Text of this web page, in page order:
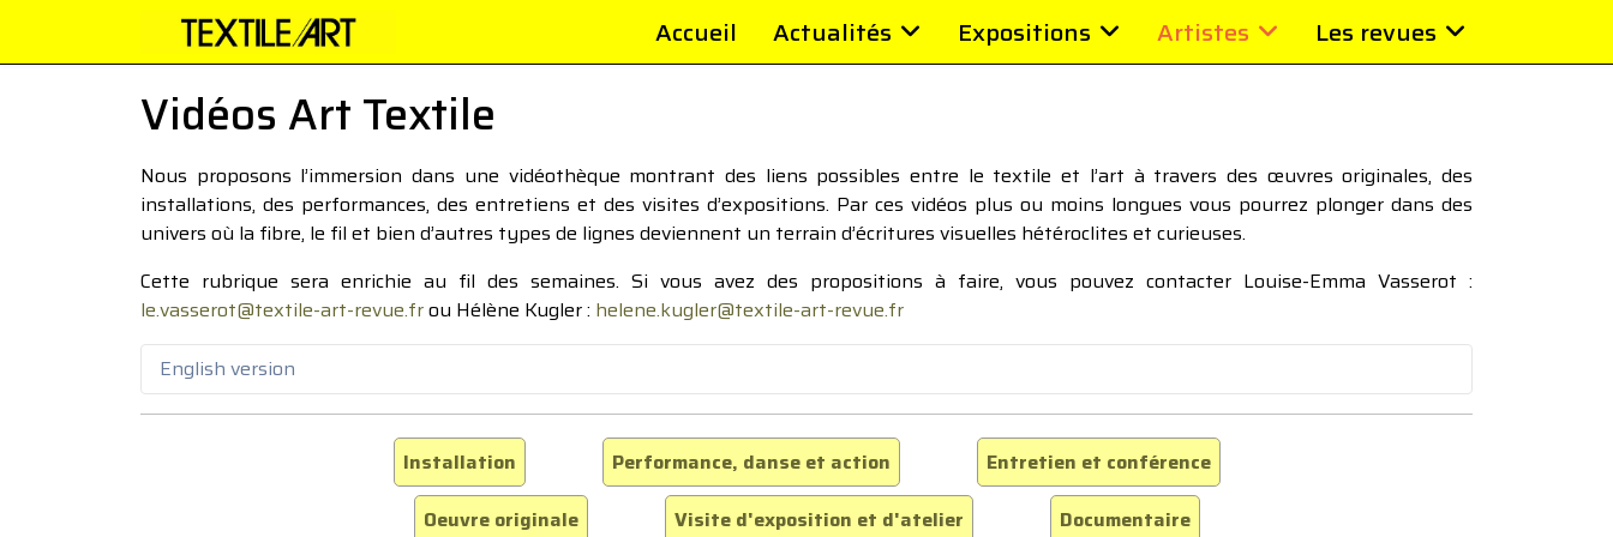
Accueil Actualités Expositions Artistes Les revues
Vidéos Art Textile
Nous proposons l’immersion dans une vidéothèque montrant des liens possibles entre le textile et l’art à travers des œuvres originales, des
installations, des performances, des entretiens et des visites d’expositions. Par ces vidéos plus ou moins longues vous pourrez plonger dans des
univers où la fibre, le fil et bien d’autres types de lignes deviennent un terrain d’écritures visuelles hétéroclites et curieuses.
Cette rubrique sera enrichie au fil des semaines. Si vous avez des propositions à faire, vous pouvez contacter Louise-Emma Vasserot :
le.vasserot@textile-art-revue.frou Hélène Kugler : helene.kugler@textile-art-revue.fr
English version
Installation Performance, danse et action
Entretien et conférence
Oeuvre originale
Visite d'exposition et d'atelier Documentaire